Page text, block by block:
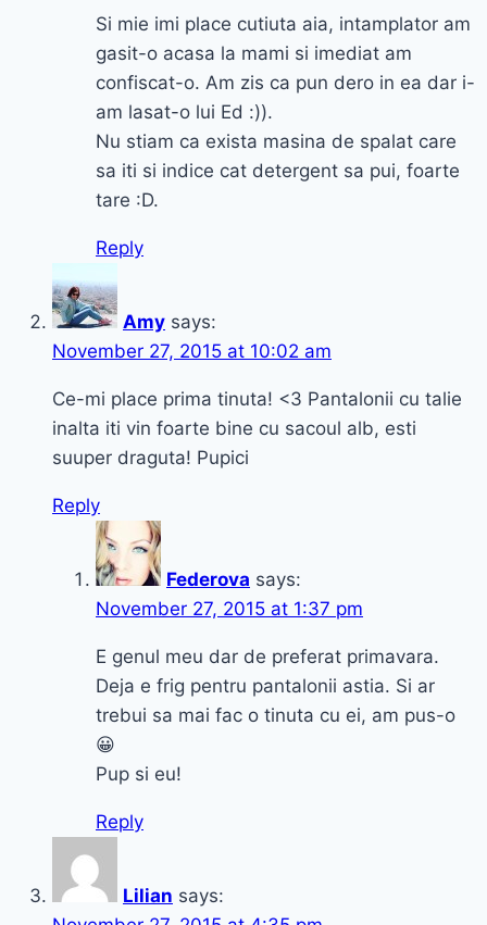
Si mie imi place cutiuta aia, intamplator am
gasit-o acasa la mami si imediat am
confiscat-o. Am zis ca pun dero in ea dar i-
am lasat-o lui Ed :)).
Nu stiam ca exista masina de spalat care
sa iti si indice cat detergent sa pui, foarte
tare :D.
Reply
Amy says:
November 27, 2015 at 10:02 am
Ce-mi place prima tinuta! <3 Pantalonii cu talie
inalta iti vin foarte bine cu sacoul alb, esti
suuper draguta! Pupici
Reply
Federova says:
November 27, 2015 at 1:37 pm
E genul meu dar de preferat primavara.
Deja e frig pentru pantalonii astia. Si ar
trebui sa mai fac o tinuta cu ei, am pus-o
😀
Pup si eu!
Reply
Lilian says: